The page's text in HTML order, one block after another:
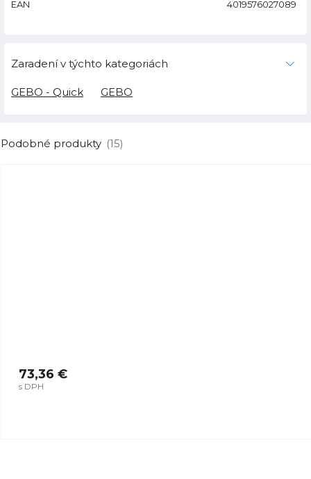
EAN 4019576027089
Zaradení v týchto kategoriách
GEBO - Quick GEBO
Podobné produkty (15)
73,36 €
s DPH